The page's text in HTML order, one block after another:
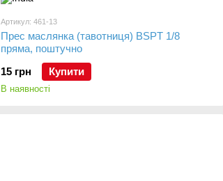
Артикул: 461-13
Прес маслянка (тавотниця) BSPT 1/8
пряма, поштучно
15 грн
Купити
В наявності